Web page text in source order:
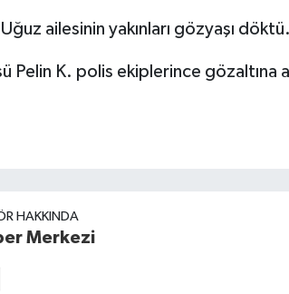
ailesinin yakınları gözyaşı döktü.
Pelin K. polis ekiplerince gözaltına
HAKKINDA
Merkezi